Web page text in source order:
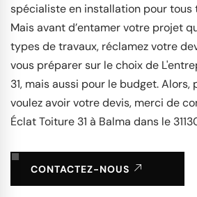
spécialiste en installation pour tous
Mais avant d’entamer votre projet
types de travaux, réclamez votre
vous préparer sur le choix de
31, mais aussi pour le budget. Alors,
voulez avoir votre devis, merci de
Éclat Toiture 31 à Balma dans le
CONTACTEZ-NOUS